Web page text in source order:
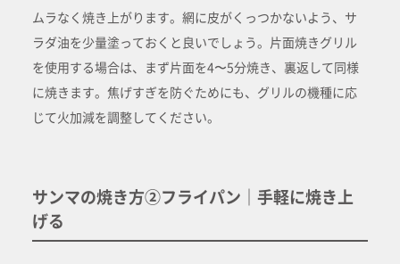
ムラなく焼き上がります。網に皮がくっつかないよう、サ
ラダ油を少量塗っておくと良いでしょう。片面焼きグリル
を使用する場合は、まず片面を4〜5分焼き、裏返して同様
に焼きます。焦げすぎを防ぐためにも、グリルの機種に応
じて火加減を調整してください。
サンマの焼き方②フライパン｜手軽に焼き上
げる